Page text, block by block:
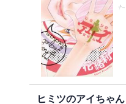
ヒミツのアイちゃん